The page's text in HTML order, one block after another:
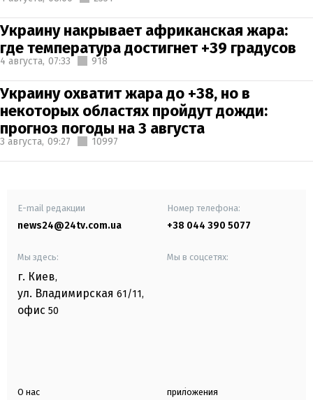
Украину накрывает африканская жара:
где температура достигнет +39 градусов
4 августа, 07:33 918
Украину охватит жара до +38, но в
некоторых областях пройдут дожди:
прогноз погоды на 3 августа
3 августа, 09:27 10997
E-mail редакции
news24@24tv.com.ua
Номер телефона:
+38 044 390 5077
Мы здесь:
г. Киев,
ул. Владимирская 61/11,
офис 50
Мы в соцсетях:
О нас приложения